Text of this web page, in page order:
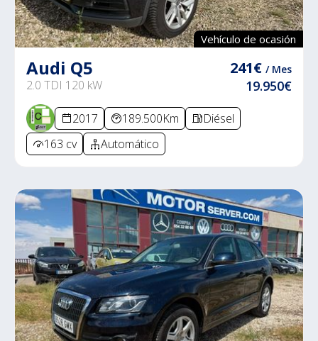
Vehículo de ocasión
Audi Q5
2.0 TDI 120 kW
241€ / Mes
19.950€
2017 189.500Km
Diésel
163 cv
Automático